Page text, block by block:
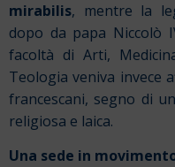
mirabilis, mentre la
dopo da papa Niccolò
facoltà di Arti,
Teologia veniva invece
francescani, segno di
religiosa e laica.
Una sede in